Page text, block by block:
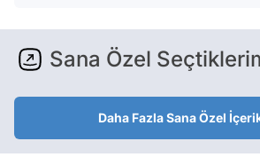
Sana Özel
Daha Fazla Sana Özel